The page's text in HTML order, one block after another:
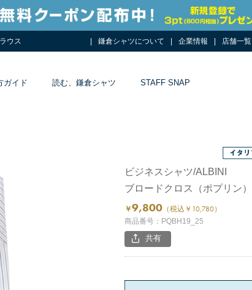
ウス 鎌倉シャツについて 企業情報 店舗一覧
ガイド 読む、鎌倉シャツ STAFF SNAP
ビジネスシャツ/ALBINI
ブロードクロス（ポプリン）
￥9,800 （税込￥10,780）
商品番号：PQBH19_25
共有